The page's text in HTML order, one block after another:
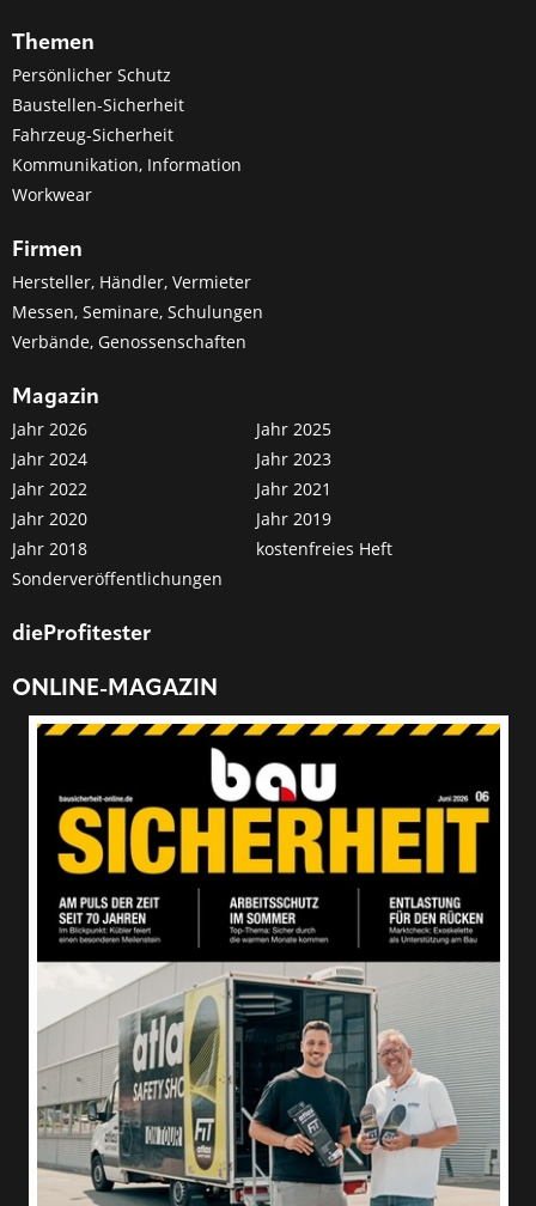
Themen
Persönlicher Schutz
Baustellen-Sicherheit
Fahrzeug-Sicherheit
Kommunikation, Information
Workwear
Firmen
Hersteller, Händler, Vermieter
Messen, Seminare, Schulungen
Verbände, Genossenschaften
Magazin
Jahr 2026
Jahr 2025
Jahr 2024
Jahr 2023
Jahr 2022
Jahr 2021
Jahr 2020
Jahr 2019
Jahr 2018
kostenfreies Heft
Sonderveröffentlichungen
dieProfitester
ONLINE-MAGAZIN